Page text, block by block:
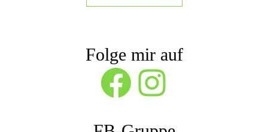
Folge mir auf
Facebook Instagram